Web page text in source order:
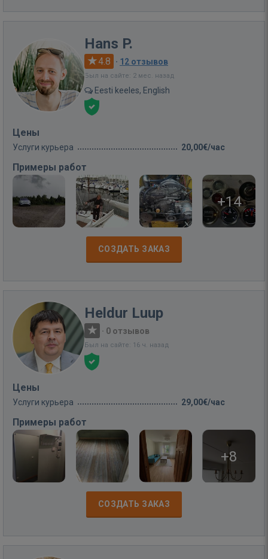
Hans P.
4.8 · 12 отзывов
Был на сайте: 2 мес. назад
Eesti keeles, English
Цены
Услуги курьера 20,00€/час
Примеры работ
+14
СОЗДАТЬ ЗАКАЗ
Heldur Luup
· 0 отзывов
Был на сайте: 16 ч. назад
Цены
Услуги курьера 29,00€/час
Примеры работ
+8
СОЗДАТЬ ЗАКАЗ